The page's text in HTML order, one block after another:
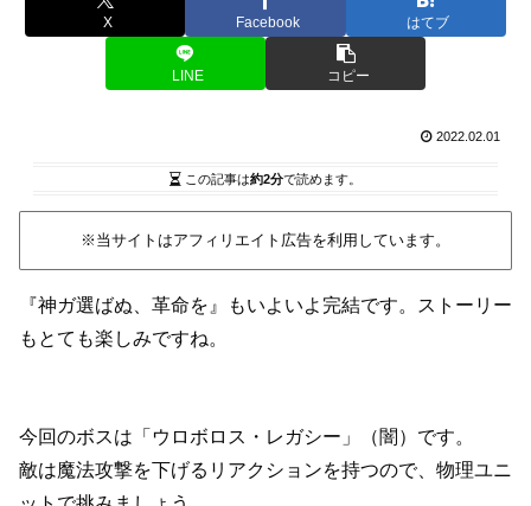
X Facebook はてブ
LINE コピー
2022.02.01
この記事は約2分で読めます。
※当サイトはアフィリエイト広告を利用しています。
『神ガ選ばぬ、革命を』もいよいよ完結です。ストーリー
もとても楽しみですね。
今回のボスは「ウロボロス・レガシー」（闇）です。
敵は魔法攻撃を下げるリアクションを持つので、物理ユニ